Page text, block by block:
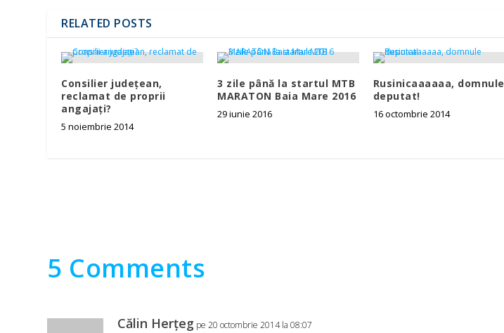
RELATED POSTS
Consilier județean,
reclamat de proprii
angajați?
5 noiembrie 2014
3 zile până la startul MTB
MARATON Baia Mare 2016
29 iunie 2016
Rusinicaaaaaa, domnule
deputat!
16 octombrie 2014
5 Comments
Călin Herţeg pe 20 octombrie 2014 la 08:07